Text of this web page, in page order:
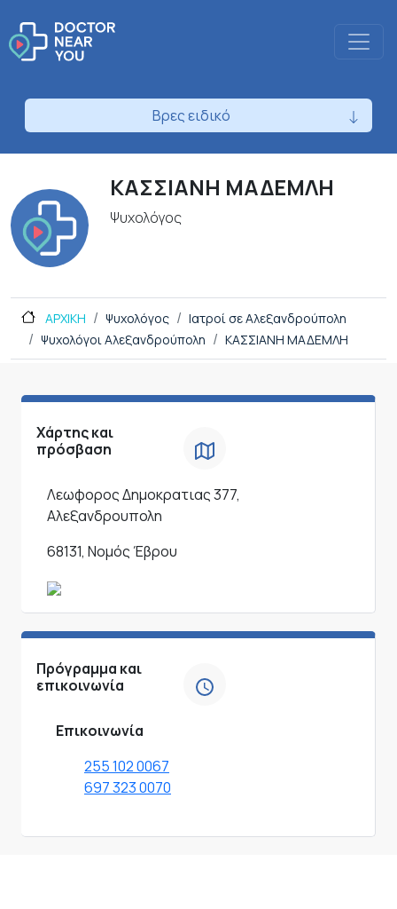
Βρες ειδικό
ΚΑΣΣΙΑΝΗ ΜΑΔΕΜΛΗ
Ψυχολόγος
ΑΡΧΙΚΗ Ψυχολόγος
Ιατροί σε Αλεξανδρούπολη
Ψυχολόγοι Αλεξανδρούπολη
ΚΑΣΣΙΑΝΗ ΜΑΔΕΜΛΗ
Χάρτης και
πρόσβαση
Λεωφορος Δημοκρατιας 377,
Αλεξανδρουπολη
68131, Νομός Έβρου
Πρόγραμμα και
επικοινωνία
Επικοινωνία
255 102 0067
697 323 0070